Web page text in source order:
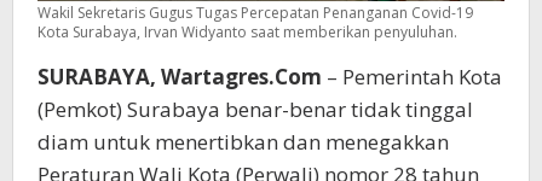
Wakil Sekretaris Gugus Tugas Percepatan Penanganan Covid-19
Kota Surabaya, Irvan Widyanto saat memberikan penyuluhan.
SURABAYA, Wartagres.Com – Pemerintah Kota
(Pemkot) Surabaya benar-benar tidak tinggal
diam untuk menertibkan dan menegakkan
Peraturan Wali Kota (Perwali) nomor 28 tahun